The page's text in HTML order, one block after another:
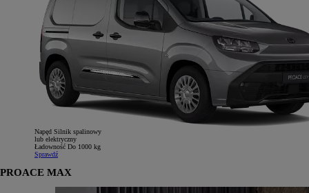
Napęd Silnik spalinowy
lub elektryczny
Ładowność Do 1000 kg
Sprawdź
PROACE MAX